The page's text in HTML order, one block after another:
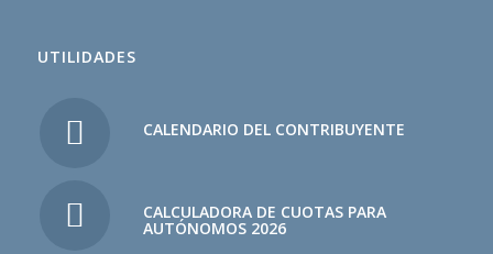
UTILIDADES
CALENDARIO DEL CONTRIBUYENTE
CALCULADORA DE CUOTAS PARA
AUTÓNOMOS 2026